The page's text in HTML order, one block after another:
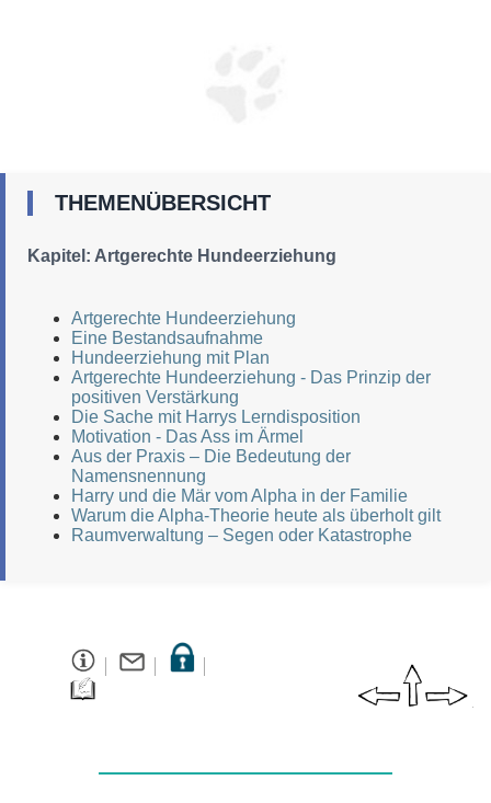
THEMENÜBERSICHT
Kapitel: Artgerechte Hundeerziehung
Artgerechte Hundeerziehung
Eine Bestandsaufnahme
Hundeerziehung mit Plan
Artgerechte Hundeerziehung - Das Prinzip der
positiven Verstärkung
Die Sache mit Harrys Lerndisposition
Motivation - Das Ass im Ärmel
Aus der Praxis – Die Bedeutung der
Namensnennung
Harry und die Mär vom Alpha in der Familie
Warum die Alpha-Theorie heute als überholt gilt
Raumverwaltung – Segen oder Katastrophe